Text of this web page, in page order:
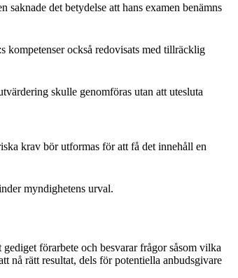
det betydelse att hans examen benämns
kompetenser också redovisats med tillräcklig
skulle genomföras utan att utesluta
krav bör utformas för att få det innehåll en
myndighetens urval.
förarbete och besvarar frågor såsom vilka
nå rätt resultat, dels för potentiella anbudsgivare